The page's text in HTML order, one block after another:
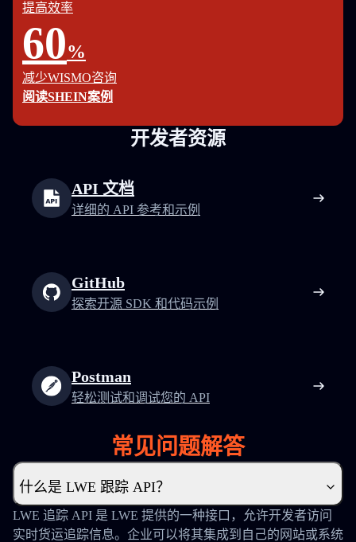
提高效率
60%
减少WISMO咨询
阅读SHEIN案例
开发者资源
API 文档
详细的 API 参考和示例
GitHub
探索开源 SDK 和代码示例
Postman
轻松测试和调试您的 API
常见问题解答
什么是 LWE 跟踪 API？
LWE 追踪 API 是 LWE 提供的一种接口，允许开发者访问
实时货运追踪信息。企业可以将其集成到自己的网站或系统